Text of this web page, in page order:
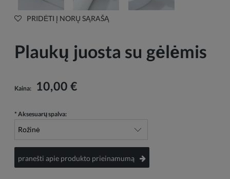
PRIDĖTI Į NORŲ SĄRAŠĄ
Plaukų juosta su gėlėmis
Kaina: 10,00 €
* Aksesuarų spalva:
pranešti apie produkto prieinamumą